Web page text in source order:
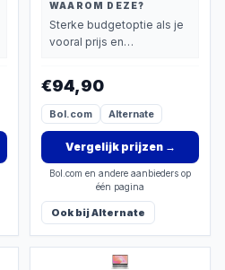
WAAROM DEZE?
Sterke budgetoptie als je
vooral prijs en
€94,90
Bol.com Alternate
Vergelijk prijzen→
Bol.com en andere aanbieders op
één pagina
Ook bijAlternate